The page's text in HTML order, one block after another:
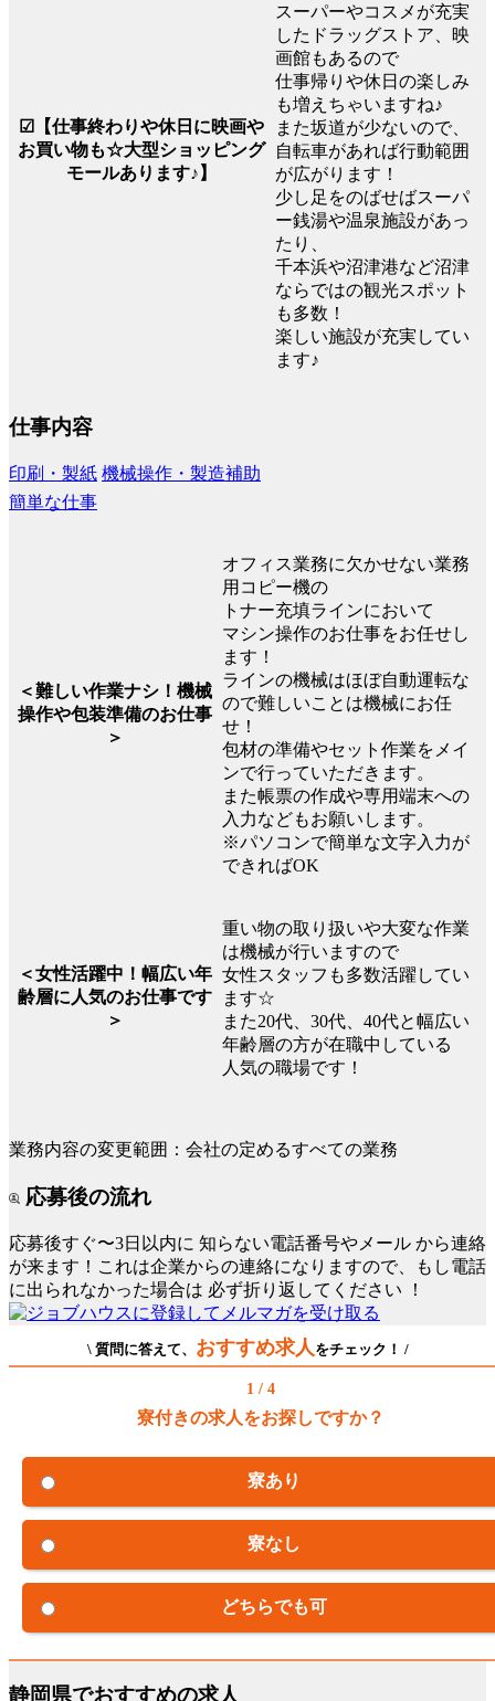
☑【仕事終わりや休日に映画や
お買い物も☆大型ショッピング
モールあります♪】
スーパーやコスメが充実
したドラッグストア、映
画館もあるので
仕事帰りや休日の楽しみ
も増えちゃいますね♪
また坂道が少ないので、
自転車があれば行動範囲
が広がります！
少し足をのばせばスーパ
ー銭湯や温泉施設があっ
たり、
千本浜や沼津港など沼津
ならではの観光スポット
も多数！
楽しい施設が充実してい
ます♪
仕事内容
印刷・製紙 機械操作・製造補助
簡単な仕事
＜難しい作業ナシ！機械
操作や包装準備のお仕事
＞
オフィス業務に欠かせない業務
用コピー機の
トナー充填ラインにおいて
マシン操作のお仕事をお任せし
ます！
ラインの機械はほぼ自動運転な
ので難しいことは機械にお任
せ！
包材の準備やセット作業をメイ
ンで行っていただきます。
また帳票の作成や専用端末への
入力などもお願いします。
※パソコンで簡単な文字入力が
できればOK
＜女性活躍中！幅広い年
齢層に人気のお仕事です
＞
重い物の取り扱いや大変な作業
は機械が行いますので
女性スタッフも多数活躍してい
ます☆
また20代、30代、40代と幅広い
年齢層の方が在職中している
人気の職場です！
業務内容の変更範囲：会社の定めるすべての業務
応募後の流れ
応募後すぐ〜3日以内に 知らない電話番号やメール から連絡
が来ます！これは企業からの連絡になりますので、もし電話
に出られなかった場合は 必ず折り返してください ！
\ 質問に答えて、 おすすめ求人 をチェック！ /
1 / 4
寮付きの求人をお探しですか？
寮あり
寮なし
どちらでも可
静岡県でおすすめの求人